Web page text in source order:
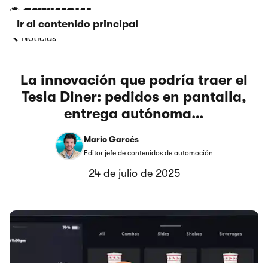
Ir al contenido principal
Noticias
La innovación que podría traer el
Tesla Diner: pedidos en pantalla,
entrega autónoma…
Mario Garcés
Editor jefe de contenidos de automoción
24 de julio de 2025